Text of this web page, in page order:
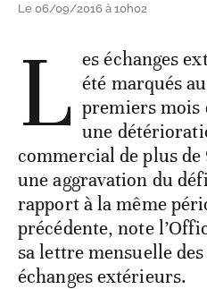
Le 06/09/2016 à 10h02
L es échanges
été marqués
premiers mois
une
commercial de plus
une aggravation du
rapport à la même
précédente, note
sa lettre mensuelle
échanges extérieurs.